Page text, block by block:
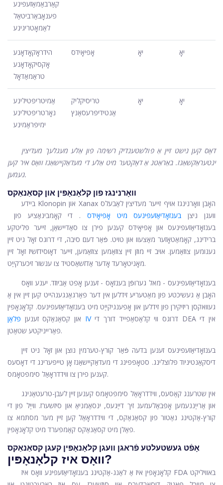
קאַרבאַמאַזעפּינע
פענאָבאַרביטאַל
לאַמאָטריגינע
הידראָקאָדאָנע
אָקסיקאָדאָנע
טראַמאַדאָל
אָפּיאָידס יאָ יאָ
אַמיטריפּטילינע
נאָרטריפּטילינע
ימיפּראַמינע
טריסיקליק
אַנטידיפּרעסאַנץ
יאָ יאָ
דאָס קען נישט זיין אַ פולשטענדיק רשימה פון אַלע מעגלעך מעדיצין
ינטעראַקשאַנז. באַראַטנ אַ דאָקטער מיט אַלע די מעדאַקיישאַנז וואָס איר קען
נעמען.
וואָרנינגז פון קלאָנאָפּין און קסאַנאַקס
ביידע Klonopin און Xanax האָבן וואָרנינגז אויף זייער מעדיצין לאַבעלס
וועגן ניצן בענזאָדיאַזעפּינעס מיט אָפּיאָידס . די קאָמבינאַציע פון ​​
בענזאָדיאַזעפּינעס און אָפּיאָידס קענען פירן צו סאַדיישאַן, זייער פּליטקע
ברידינג, קאָמאַטאָזער מאַצעוו און טויט. פֿאַר דעם סיבה, די דרוגס זאָל ניט זיין
גענומען צוזאַמען. אויב זיי מוזן זיין צוזאַמען צוזאַמען, זייער דאָוסידזשיז זאָל זיין
מאָניטאָרעד אָדער אַדזשאַסטיד צו ענשור זיכערקייַט.
בענזאָדיאַזעפּינעס - מאל גערופֿן בענזאָס - זענען אָפט אַביוזד. יענע וואָס
האָבן אַ געשיכטע פון ​​מאַטעריע זידלען אין דער פאַרגאַנגענהייט קען זיין אין אַ
געוואקסן ריזיקירן פון זידלען און אָפענגיקייַט מיט בענזאָדיאַזעפּינעס. קלאָנאָפּין
און קסאַנאַקס זענען פּלאַן IVדרוגס ווי קלאַסאַפייד דורך די DEA אין די
פאַרייניקטע שטאַטן.
בענזאָדיאַזעפּינעס זענען בדעה פֿאַר קורץ-טערמין נוצן און זאָל ניט זיין
דיסקאַנטיניוד פּלוצלינג. סטאָפּפּינג די מעדאַקיישאַנז אָן טייפּערינג די דאָסעס
קענען פירן צו ווידדראָאַל סימפּטאָמס.
אין שטרענג קאַסעס, ווידדראָאַל סימפּטאָמס קענען זיין לעבן-טרעטאַנינג
און אַרייַננעמען אָפּבאַלעמענ זיך דייַגעס, ינסאַמניאַ און סיזשערז. ווייַל פון די
קורץ-אַקטינג נאַטור פון קסאַנאַקס, די ווידדראָאַל קען זיין מער מסתּמא צו
פאַלן מיט קסאַנאַקס קאַמפּערד מיט קלאָנאָפּין.
אָפֿט געשטעלטע פֿראגן וועגן קלאָנאָפּין קעגן קסאַנאַקס
וואָס איז קלאָנאָפּין?
קלאָנאָפּין איז אַ לאַנג-אַקטינג בענזאָדיאַזעפּינע וואָס איז FDA באוויליקט